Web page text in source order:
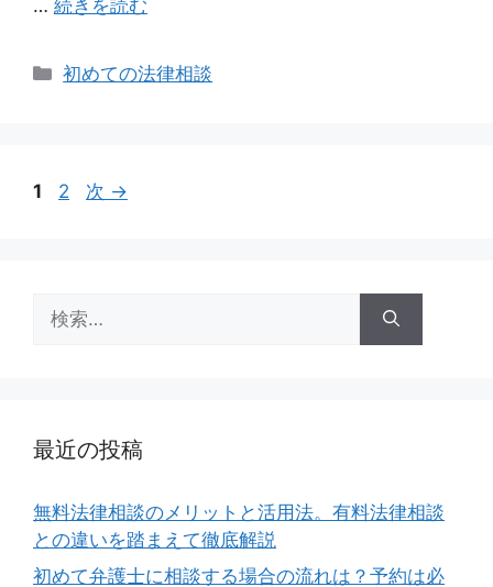
… 続きを読む
カ
ー
初めての法律相談
ペ
1
ペ
2 次 →
索:
最近の投稿
無料法律相談のメリットと活用法。有料法律相談
との違いを踏まえて徹底解説
初めて弁護士に相談する場合の流れは？予約は必